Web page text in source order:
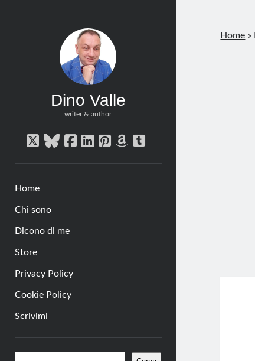
Dino Valle
writer & author
twitterbluesky
facebook
linkedin
pinterest
amazon
tumblr
Home
Chi sono
Dicono di me
Store
Privacy Policy
Cookie Policy
Scrivimi
Barra
Home »